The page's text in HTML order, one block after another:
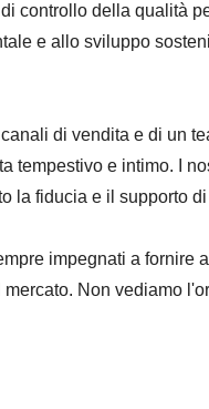
controllo della qualità
e allo sviluppo
di vendita e di un
tempestivo e intimo. I
la fiducia e il supporto
impegnati a fornire
Non vediamo